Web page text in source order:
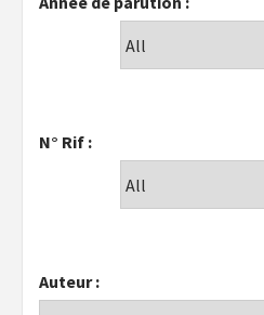
N° Rif :
Auteur :